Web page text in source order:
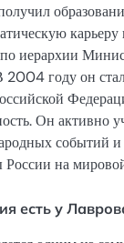
карьеру
иерархии
2004 году он
Он активно
событий и
на
есть у